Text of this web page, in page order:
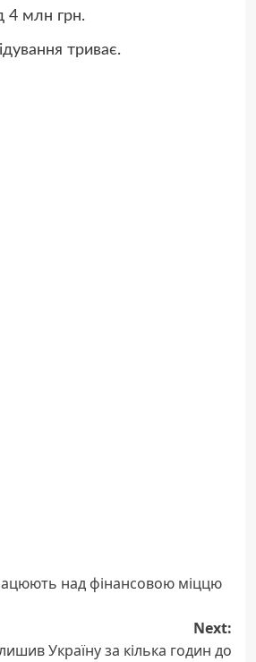
4 млн грн.
триває.
над фінансовою міццю
Next:
Україну за кілька годин до